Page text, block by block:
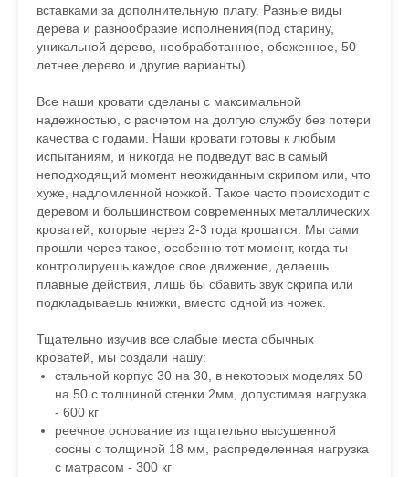
вставками за дополнительную плату. Разные виды
дерева и разнообразие исполнения(под старину,
уникальной дерево, необработанное, обоженное, 50
летнее дерево и другие варианты)
Все наши кровати сделаны с максимальной
надежностью, с расчетом на долгую службу без потери
качества с годами. Наши кровати готовы к любым
испытаниям, и никогда не подведут вас в самый
неподходящий момент неожиданным скрипом или, что
хуже, надломленной ножкой. Такое часто происходит с
деревом и большинством современных металлических
кроватей, которые через 2-3 года крошатся. Мы сами
прошли через такое, особенно тот момент, когда ты
контролируешь каждое свое движение, делаешь
плавные действия, лишь бы сбавить звук скрипа или
подкладываешь книжки, вместо одной из ножек.
Тщательно изучив все слабые места обычных
кроватей, мы создали нашу:
стальной корпус 30 на 30, в некоторых моделях 50
на 50 с толщиной стенки 2мм, допустимая нагрузка
- 600 кг
реечное основание из тщательно высушенной
сосны с толщиной 18 мм, распределенная нагрузка
с матрасом - 300 кг